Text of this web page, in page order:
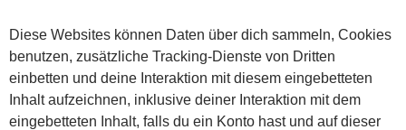
Diese Websites können Daten über dich sammeln, Cookies
benutzen, zusätzliche Tracking-Dienste von Dritten
einbetten und deine Interaktion mit diesem eingebetteten
Inhalt aufzeichnen, inklusive deiner Interaktion mit dem
eingebetteten Inhalt, falls du ein Konto hast und auf dieser